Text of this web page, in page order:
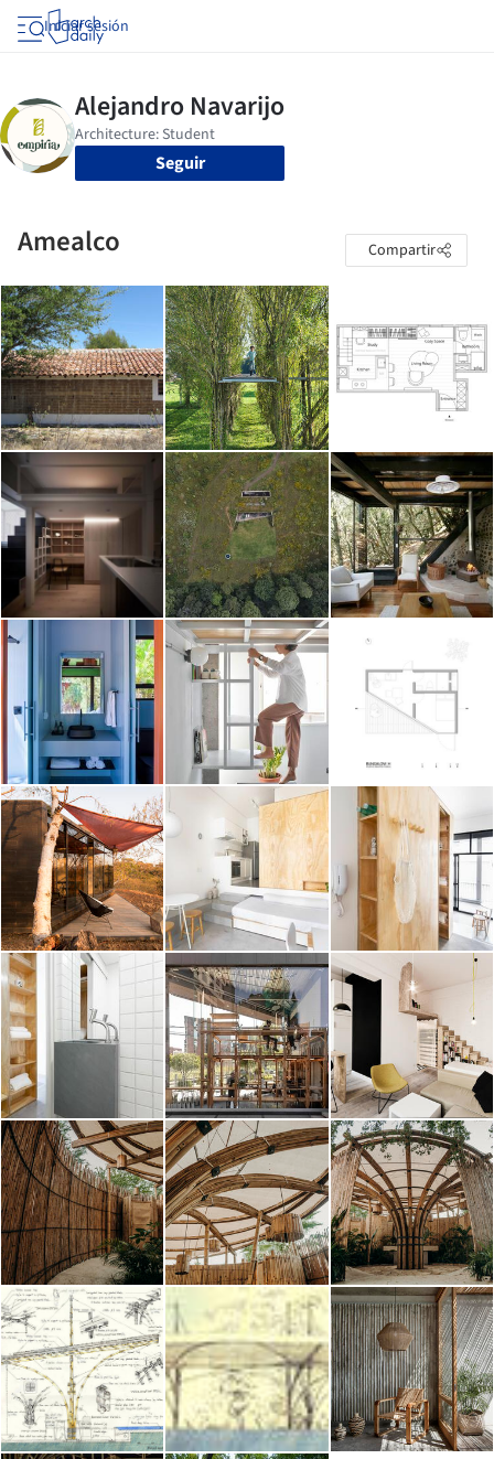
Iniciar sesión
Seguir
Amealco Compartir